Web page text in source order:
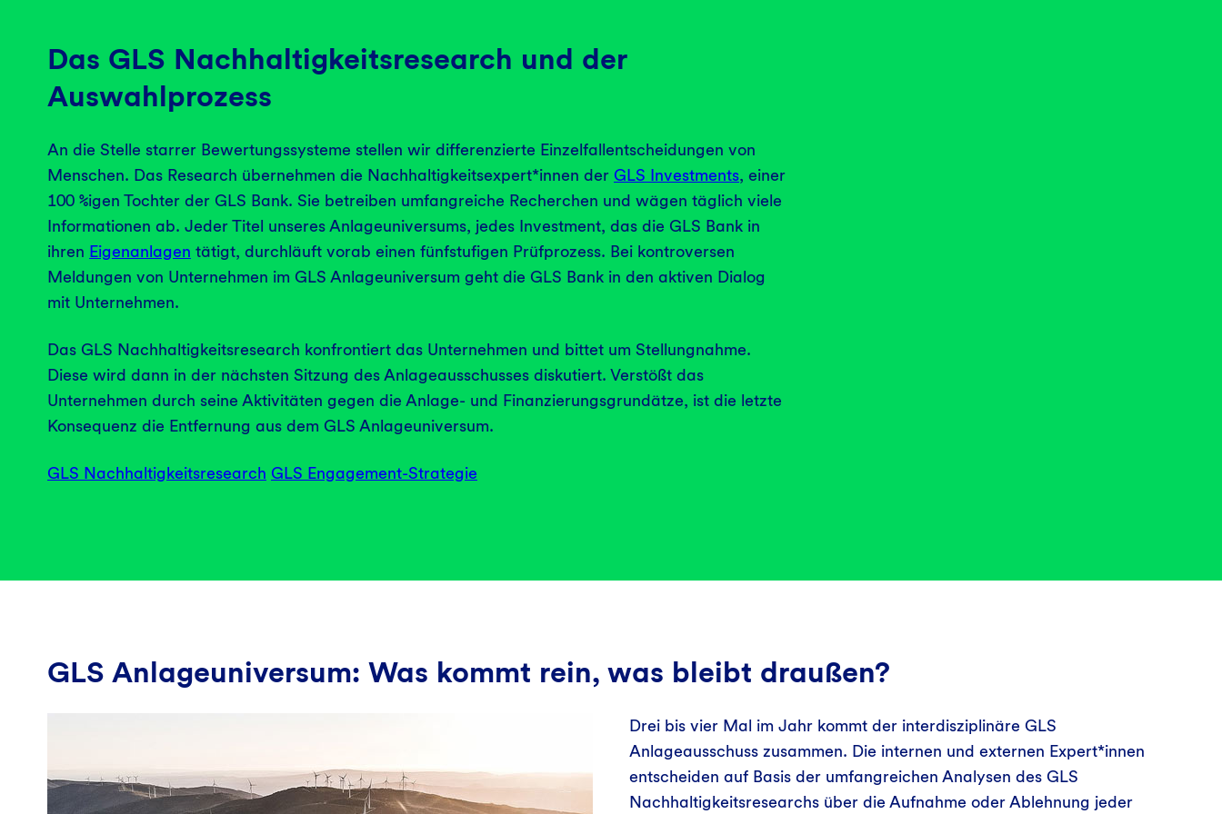
Das GLS Nachhaltigkeitsresearch und der
Auswahlprozess
An die Stelle starrer Bewertungssysteme stellen wir differenzierte Einzelfallentscheidungen von
Menschen. Das Research übernehmen die Nachhaltigkeitsexpert*innen der GLS Investments, einer
100 %igen Tochter der GLS Bank. Sie betreiben umfangreiche Recherchen und wägen täglich viele
Informationen ab. Jeder Titel unseres Anlageuniversums, jedes Investment, das die GLS Bank in
ihren Eigenanlagen tätigt, durchläuft vorab einen fünfstufigen Prüfprozess. Bei kontroversen
Meldungen von Unternehmen im GLS Anlageuniversum geht die GLS Bank in den aktiven Dialog
mit Unternehmen.
Das GLS Nachhaltigkeitsresearch konfrontiert das Unternehmen und bittet um Stellungnahme.
Diese wird dann in der nächsten Sitzung des Anlageausschusses diskutiert. Verstößt das
Unternehmen durch seine Aktivitäten gegen die Anlage- und Finanzierungsgrundätze, ist die letzte
Konsequenz die Entfernung aus dem GLS Anlageuniversum.
GLS Nachhaltigkeitsresearch GLS Engagement-Strategie
GLS Anlageuniversum: Was kommt rein, was bleibt draußen?
Drei bis vier Mal im Jahr kommt der interdisziplinäre GLS
Anlageausschuss zusammen. Die internen und externen Expert*innen
entscheiden auf Basis der umfangreichen Analysen des GLS
Nachhaltigkeitsresearchs über die Aufnahme oder Ablehnung jeder